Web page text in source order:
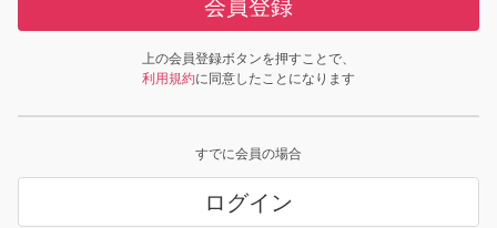
会員登録
上の会員登録ボタンを押すことで、
利用規約に同意したことになります
すでに会員の場合
ログイン